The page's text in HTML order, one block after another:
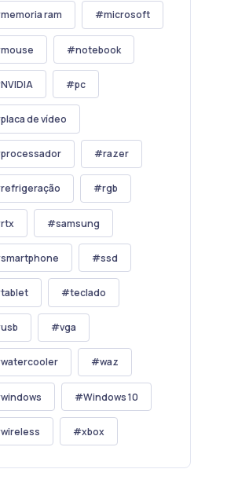
memoria ram microsoft
mouse notebook
NVIDIA pc
placa de vídeo
processador razer
refrigeração rgb
rtx samsung
smartphone ssd
tablet teclado
usb vga
watercooler waz
windows Windows 10
wireless xbox